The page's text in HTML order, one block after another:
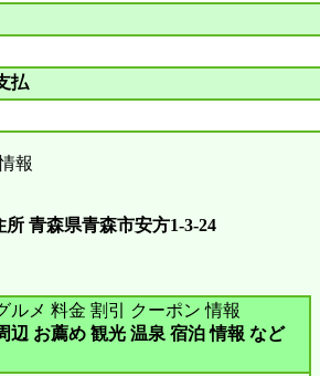
払
報
青森県青森市安方1‐3‐24
お薦め 観光 温泉 宿泊 情報 など